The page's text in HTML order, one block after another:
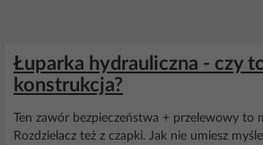
Łuparka hydrauliczna - czy
konstrukcja?
Ten zawór bezpieczeństwa + przelewowy to
Rozdzielacz też z czapki. Jak nie umiesz